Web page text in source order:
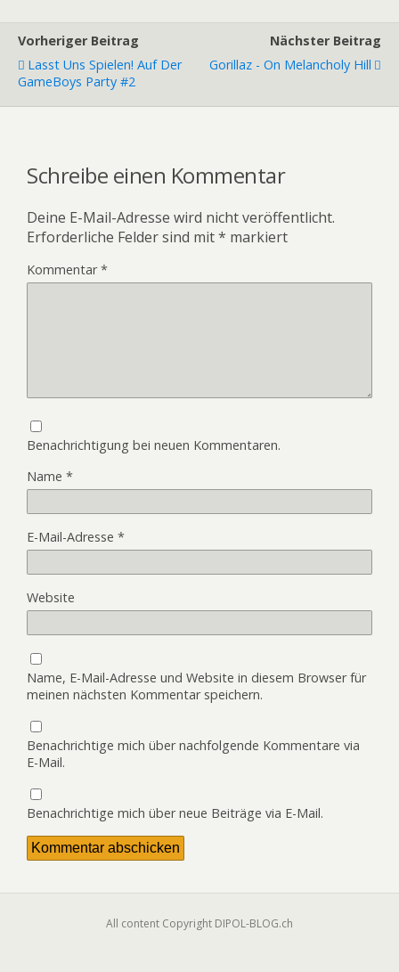
Vorheriger Beitrag
Lasst Uns Spielen! Auf Der
GameBoys Party #2
Nächster Beitrag
Gorillaz - On Melancholy Hill
Schreibe einen Kommentar
Deine E-Mail-Adresse wird nicht veröffentlicht.
Erforderliche Felder sind mit* markiert
Kommentar*
Benachrichtigung bei neuen Kommentaren.
Name *
E-Mail-Adresse *
Website
Name, E-Mail-Adresse und Website in diesem Browser für
meinen nächsten Kommentar speichern.
Benachrichtige mich über nachfolgende Kommentare via
E-Mail.
Benachrichtige mich über neue Beiträge via E-Mail.
All content Copyright DIPOL-BLOG.ch